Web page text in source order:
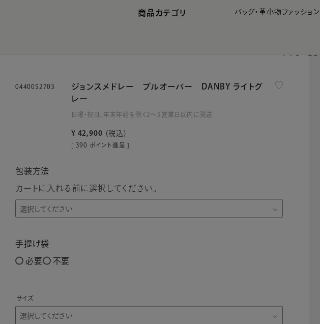
商品カテゴリ バッグ・革小物 ファッション
0440052703
ジョンスメドレー プルオーバー DANBY ライトグ
レー
日曜・祝日、年末年始を除く2～5営業日以内に発送
¥ 42,900 税込
[ 390 ポイント進呈 ]
包装方法
カートに入れる前に選択してください。
手提げ袋
必要 不要
サイズ